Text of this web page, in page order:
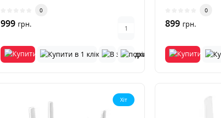
0
999 грн.
0
899 грн.
Хіт